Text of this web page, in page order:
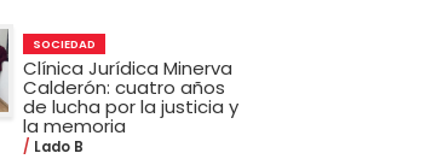
SOCIEDAD
Clínica Jurídica Minerva
Calderón: cuatro años
de lucha por la justicia y
la memoria
Lado B